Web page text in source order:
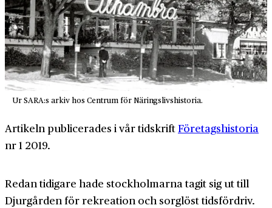
Ur SARA:s arkiv hos Centrum för Näringslivshistoria.
Artikeln publicerades i vår tidskriftFöretagshistoria
nr 1 2019.
Redan tidigare hade stockholmarna tagit sig ut till
Djurgården för rekreation och sorglöst tids­fördriv.